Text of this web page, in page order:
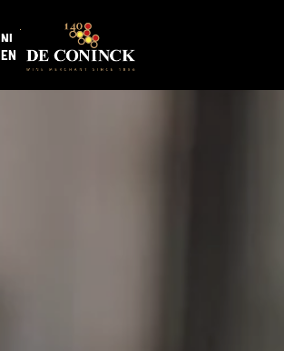
NL
EN